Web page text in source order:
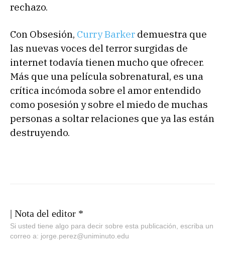
rechazo.
Con Obsesión, Curry Barker demuestra que
las nuevas voces del terror surgidas de
internet todavía tienen mucho que ofrecer.
Más que una película sobrenatural, es una
crítica incómoda sobre el amor entendido
como posesión y sobre el miedo de muchas
personas a soltar relaciones que ya las están
destruyendo.
| Nota del editor *
Si usted tiene algo para decir sobre esta publicación, escriba un
correo a: jorge.perez@uniminuto.edu